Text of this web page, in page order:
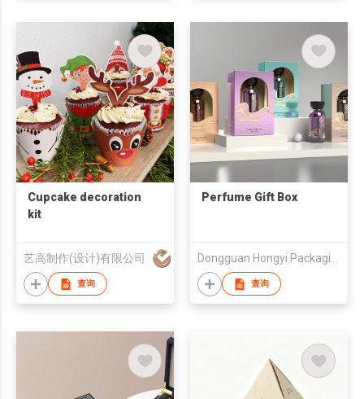
Cupcake decoration
kit
艺高制作(设计)有限公司
查询
Perfume Gift Box
Dongguan Hongyi Packaging Co., Ltd.
查询